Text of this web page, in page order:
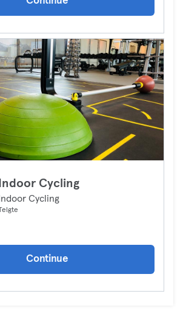
Indoor Cycling
Indoor Cycling
Continue